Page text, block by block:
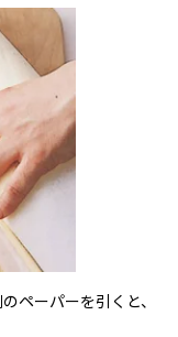
ペーパーを引くと、